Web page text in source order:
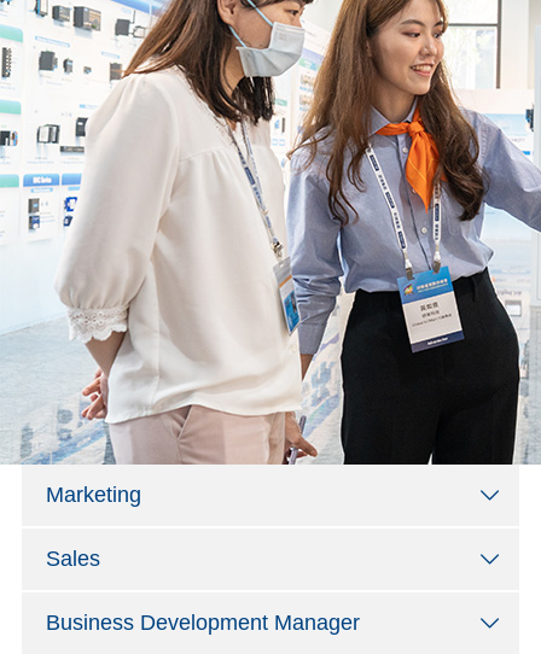
Marketing
Sales
Business Development Manager